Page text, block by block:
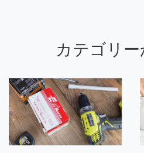
カテゴリ